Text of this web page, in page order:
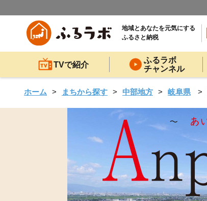
地域とあなたを元気にする
ふるさと納税
TVで紹介
ふるラボ
チャンネル
ホーム まちから探す 中部地方 岐阜県